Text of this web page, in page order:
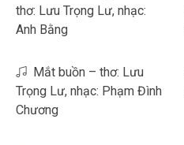
thơ: Lưu Trọng Lư, nhạc:
Anh Bằng
Mắt buồn – thơ: Lưu
Trọng Lư, nhạc: Phạm Đình
Chương